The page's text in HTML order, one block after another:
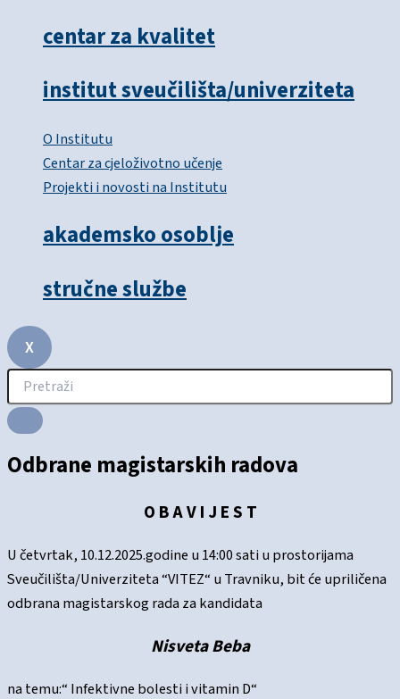
centar za kvalitet
institut sveučilišta/univerziteta
O Institutu
Centar za cjeloživotno učenje
Projekti i novosti na Institutu
akademsko osoblje
stručne službe
X
Odbrane magistarskih radova
O B A V I J E S T
U četvrtak, 10.12.2025.godine u 14:00 sati u prostorijama
Sveučilišta/Univerziteta “VITEZ“ u Travniku, bit će upriličena
odbrana magistarskog rada za kandidata
Nisveta Beba
na temu:“ Infektivne bolesti i vitamin D“